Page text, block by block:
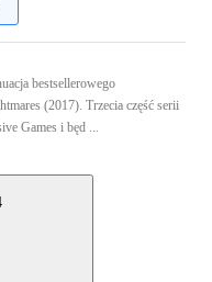
bestsellerowego
(2017). Trzecia część serii
Games i będ ...